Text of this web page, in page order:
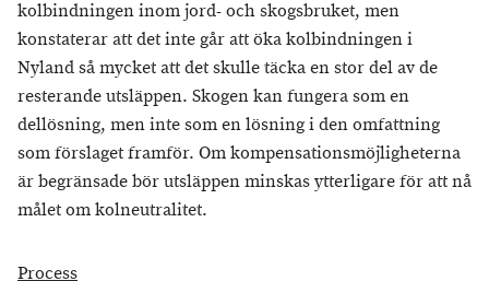
kolbindningen inom jord- och skogsbruket, men
konstaterar att det inte går att öka kolbindningen i
Nyland så mycket att det skulle täcka en stor del av de
resterande utsläppen. Skogen kan fungera som en
dellösning, men inte som en lösning i den omfattning
som förslaget framför. Om kompensationsmöjligheterna
är begränsade bör utsläppen minskas ytterligare för att nå
målet om kolneutralitet.
Process